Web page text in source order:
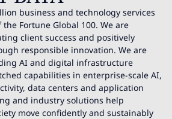
business and technology services
Fortune Global 100. We are
client success and positively
responsible innovation. We are
AI and digital infrastructure
capabilities in enterprise-scale AI,
data centers and application
and industry solutions help
move confidently and sustainably